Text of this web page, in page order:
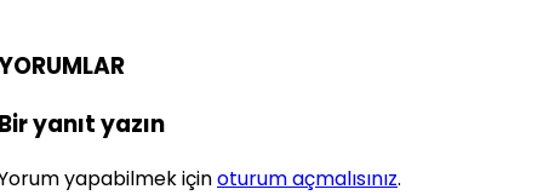
yanıt yazın
yapabilmek içinoturum açmalısınız.